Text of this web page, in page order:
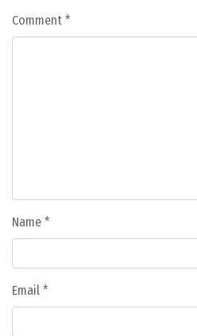
Comment *
Name *
Email *